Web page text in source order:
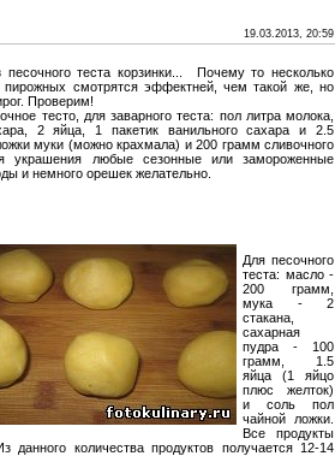
19.03.2013, 20:59
песочного теста корзинки... Почему то несколько
пирожных смотрятся эффектней, чем такой же, но
Проверим!
тесто, для заварного теста: пол литра молока,
2 яйца, 1 пакетик ванильного сахара и 2.5
муки (можно крахмала) и 200 грамм сливочного
украшения любые сезонные или замороженные
и немного орешек желательно.
Для песочного
теста: масло -
200 грамм,
мука - 2
стакана,
сахарная
пудра - 100
грамм, 1.5
яйца (1 яйцо
плюс желток)
и соль пол
чайной ложки.
Все продукты
данного количества продуктов получается 12-14